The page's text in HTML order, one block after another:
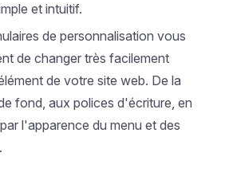
et intuitif.
de personnalisation vous
de changer très facilement
de votre site web. De la
fond, aux polices d'écriture, en
l'apparence du menu et des